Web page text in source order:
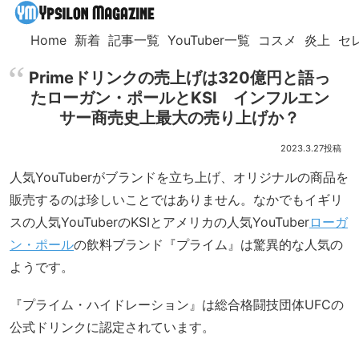
Home 新着 記事一覧 YouTuber一覧 コスメ 炎上 セ
Primeドリンクの売上げは320億円と語っ
たローガン・ポールとKSI インフルエン
サー商売史上最大の売り上げか？
2023.3.27
人気YouTuberがブランドを立ち上げ、オリジナルの商品を
販売するのは珍しいことではありません。なかでもイギリ
スの人気YouTuberのKSIとアメリカの人気YouTuberローガ
ン・ポールの飲料ブランド『プライム』は驚異的な人気の
ようです。
『プライム・ハイドレーション』は総合格闘技団体UFCの
公式ドリンクに認定されています。